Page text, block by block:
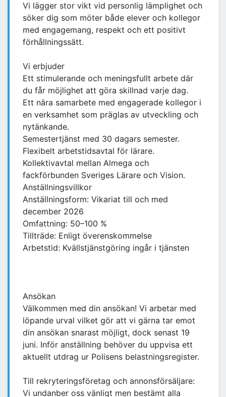
Vi lägger stor vikt vid personlig lämplighet och
söker dig som möter både elever och kollegor
med engagemang, respekt och ett positivt
förhållningssätt.
Vi erbjuder
Ett stimulerande och meningsfullt arbete där
du får möjlighet att göra skillnad varje dag.
Ett nära samarbete med engagerade kollegor i
en verksamhet som präglas av utveckling och
nytänkande.
Semestertjänst med 30 dagars semester.
Flexibelt arbetstidsavtal för lärare.
Kollektivavtal mellan Almega och
fackförbunden Sveriges Lärare och Vision.
Anställningsvillkor
Anställningsform: Vikariat till och med
december 2026
Omfattning: 50–100 %
Tillträde: Enligt överenskommelse
Arbetstid: Kvällstjänstgöring ingår i tjänsten
Ansökan
Välkommen med din ansökan! Vi arbetar med
löpande urval vilket gör att vi gärna tar emot
din ansökan snarast möjligt, dock senast 19
juni. Inför anställning behöver du uppvisa ett
aktuellt utdrag ur Polisens belastningsregister.
Till rekryteringsföretag och annonsförsäljare:
Vi undanber oss vänligt men bestämt alla